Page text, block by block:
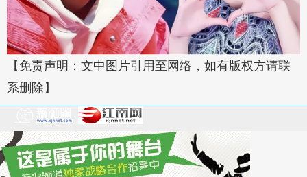
【免责声明：文中图片引用至网络，如有版权方请联
系删除】